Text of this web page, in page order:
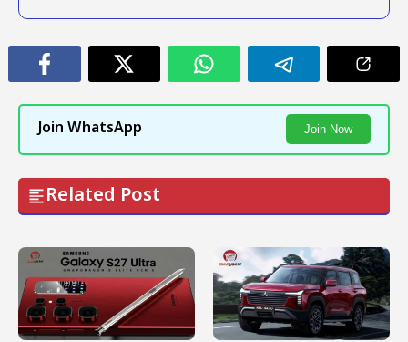
Join WhatsApp Join Now
Related Post